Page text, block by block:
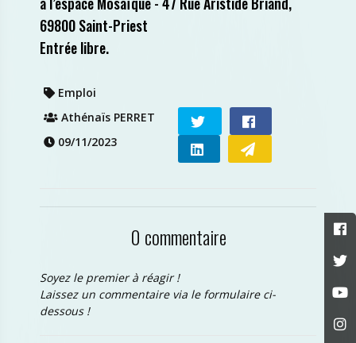
69800 Saint-Priest
Entrée libre.
Emploi
Athénaïs PERRET
09/11/2023
0 commentaire
Soyez le premier à réagir !
Laissez un commentaire via le formulaire ci-
dessous !